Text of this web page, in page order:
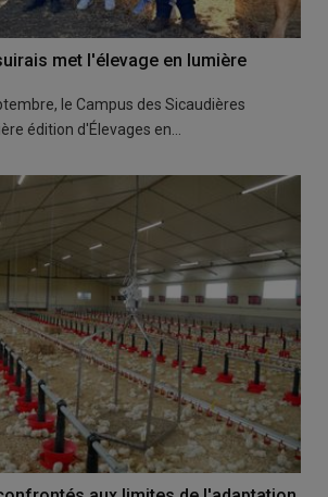
met l'élevage en lumière
le Campus des Sicaudières
édition d'Élevages en…